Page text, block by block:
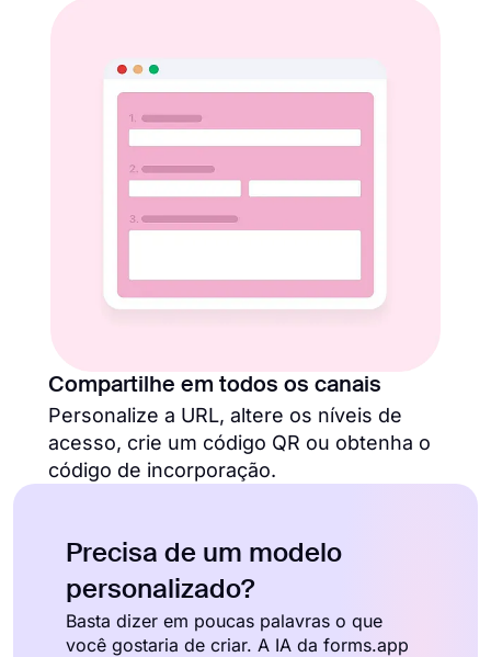
Compartilhe em todos os canais
Personalize a URL, altere os níveis de
acesso, crie um código QR ou obtenha o
código de incorporação.
Precisa de um modelo
personalizado?
Basta dizer em poucas palavras o que
você gostaria de criar. A IA da forms.app